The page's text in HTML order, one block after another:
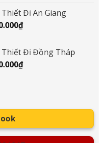
3.000.000₫
đến
Đi An Giang
₫Khoảng
2.500.000₫
đến
Thiết Đi Đồng Tháp
₫Khoảng